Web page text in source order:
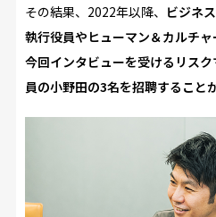
その結果、2022年以降、 ビジネ
執行役員やヒューマン＆カルチ
今回インタビューを受けるリス
員の小野田の3名を招聘すること